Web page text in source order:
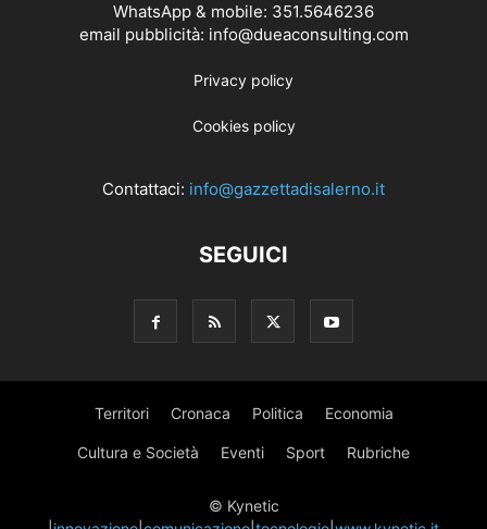
WhatsApp & mobile: 351.5646236
email pubblicità: info@dueaconsulting.com
Privacy policy
Cookies policy
Contattaci: info@gazzettadisalerno.it
SEGUICI
Territori Cronaca Politica Economia
Cultura e Società Eventi Sport Rubriche
© Kynetic